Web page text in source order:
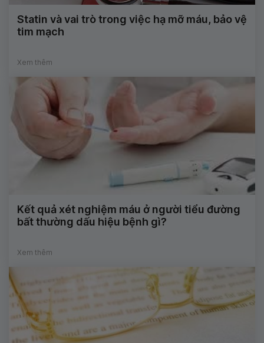
Statin và vai trò trong việc hạ mỡ máu, bảo vệ
tim mạch
Xem thêm
Kết quả xét nghiệm máu ở người tiểu đường
bất thường dấu hiệu bệnh gì?
Xem thêm